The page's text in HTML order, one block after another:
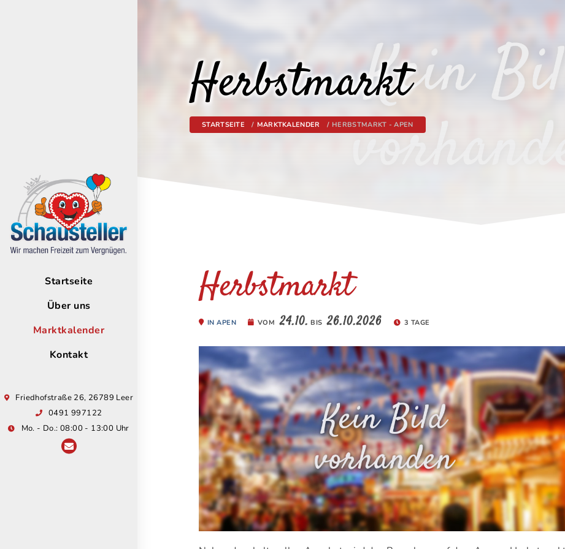
Startseite
Über uns
Marktkalender
Kontakt
Friedhofstraße 26, 26789 Leer
0491 997122
Mo. - Do.: 08:00 - 13:00 Uhr
Herbstmarkt
STARTSEITE MARKTKALENDER HERBSTMARKT - APEN
Herbstmarkt
IN APEN VOM 24.10. BIS 26.10.2026 3 TAGE